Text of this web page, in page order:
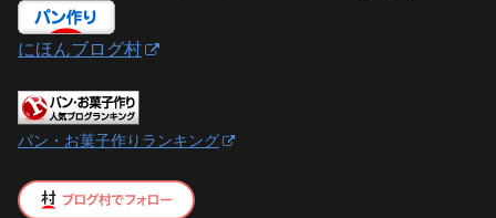
にほんブログ村
パン・お菓子作りランキング